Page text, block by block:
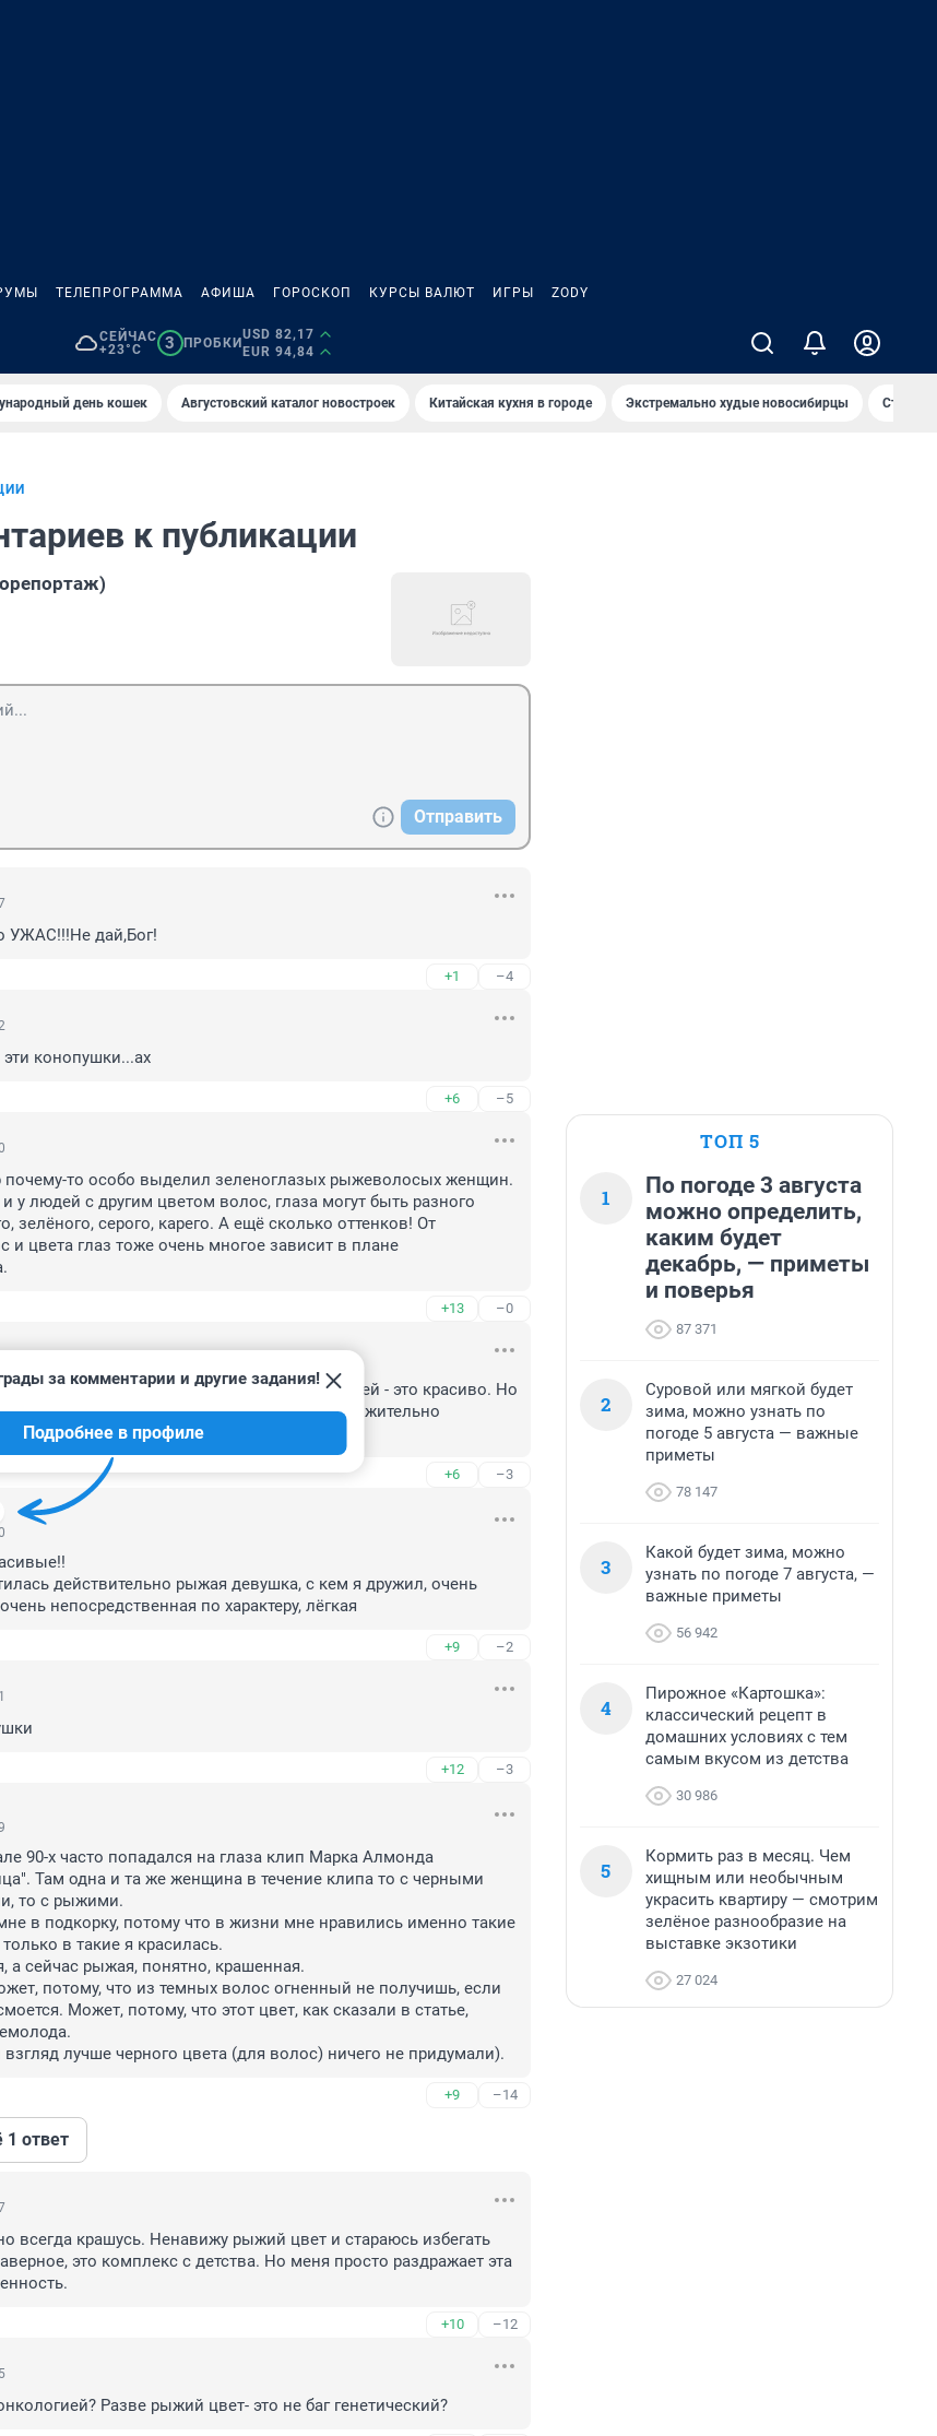
ТЕЛЕПРОГРАММА АФИША ГОРОСКОП КУРСЫ ВАЛЮТ ИГРЫ ZODY
СЕЙЧАС
+23°C
3 ПРОБКИ
USD 82,17
EUR 94,84
день кошек Августовский каталог новостроек Китайская кухня в городе Экстремально худые новосибирцы Старт
к публикации
Отправить
УЖАС!!!Не дай,Бог!
+1 –4
конопушки...ах
+6 –5
почему-то особо выделил зеленоглазых рыжеволосых женщин.
у людей с другим цветом волос, глаза могут быть разного
зелёного, серого, карего. А ещё сколько оттенков! От
и цвета глаз тоже очень многое зависит в плане
+13 –0
волосы в сочетании с очень белой кожей - это красиво. Но
С веснушками как-то не так обворожительно
что кому-то они и нравятся.
+6 –3
за комментарии и другие задания!
Подробнее в профиле
действительно рыжая девушка, с кем я дружил, очень
непосредственная по характеру, лёгкая
+9 –2
+12 –3
90-х часто попадался на глаза клип Марка Алмонда
Там одна и та же женщина в течение клипа то с черными
то с рыжими.
в подкорку, потому что в жизни мне нравились именно такие
в такие я красилась.
а сейчас рыжая, понятно, крашенная.
потому, что из темных волос огненный не получишь, если
Может, потому, что этот цвет, как сказали в статье,
лучше черного цвета (для волос) ничего не придумали).
+9 –14
1 ответ
всегда крашусь. Ненавижу рыжий цвет и стараюсь избегать
это комплекс с детства. Но меня просто раздражает эта
+10 –12
Разве рыжий цвет- это не баг генетический?
ТОП 5
1
По погоде 3 августа
можно определить,
каким будет
декабрь, — приметы
и поверья
87 371
2
Суровой или мягкой будет
зима, можно узнать по
погоде 5 августа — важные
приметы
78 147
3
Какой будет зима, можно
узнать по погоде 7 августа, —
важные приметы
56 942
4
Пирожное «Картошка»:
классический рецепт в
домашних условиях с тем
самым вкусом из детства
30 986
5
Кормить раз в месяц. Чем
хищным или необычным
украсить квартиру — смотрим
зелёное разнообразие на
выставке экзотики
27 024